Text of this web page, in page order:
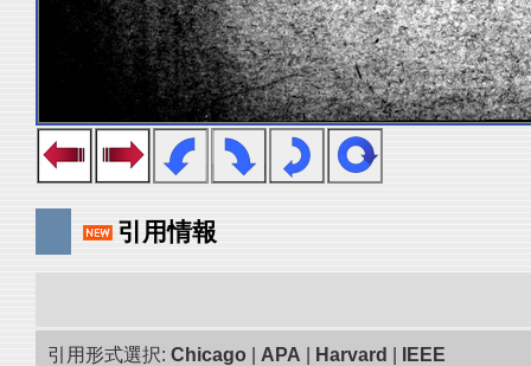
引用情報
引用形式選択: Chicago APA Harvard IEEE